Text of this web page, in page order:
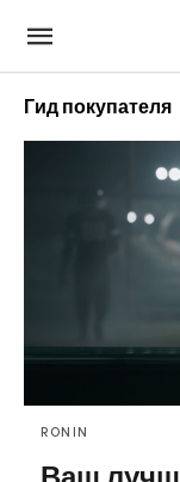
Гид покупателя
RONIN